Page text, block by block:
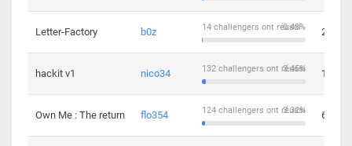
Letter-Factory b0z 0.43%
14 challengers ont réussi 2
hackit v1 nico34 3.45%
132 challengers ont réussi 12
Own Me : The return flo354 3.32%
124 challengers ont réussi 6